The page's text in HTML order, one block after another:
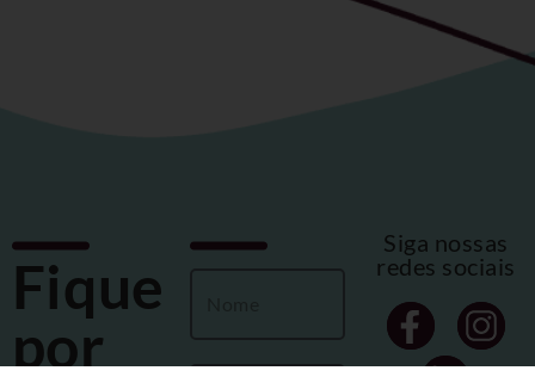
Fique
por
Siga nossas
redes sociais